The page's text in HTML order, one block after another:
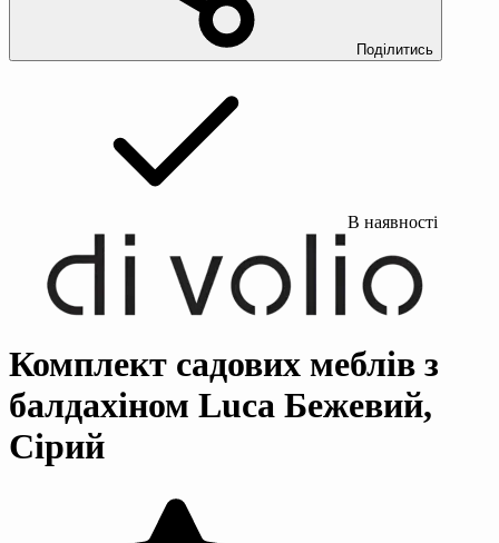
Поділитись
В наявності
Комплект садових меблів з
балдахіном Luca Бежевий,
Сірий